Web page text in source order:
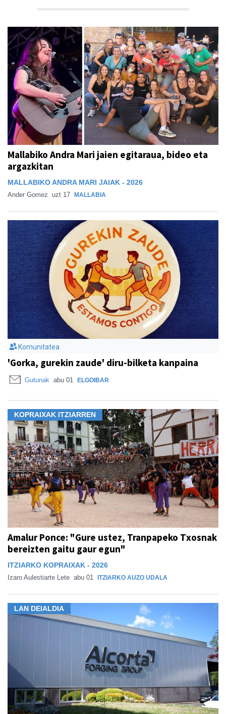
Mallabiko Andra Mari jaien egitaraua, bideo eta
argazkitan
MALLABIKO ANDRA MARI JAIAK - 2026
Ander Gomez uzt 17 MALLABIA
Komunitatea
'Gorka, gurekin zaude' diru-bilketa kanpaina
Gutunak abu 01 ELGOIBAR
KOPRAIXAK ITZIARREN
Amalur Ponce: "Gure ustez, Tranpapeko Txosnak
bereizten gaitu gaur egun"
ITZIARKO KOPRAIXAK - 2026
Izaro Aulestiarte Lete abu 01 ITZIARKO AUZO UDALA
LAN DEIALDIA